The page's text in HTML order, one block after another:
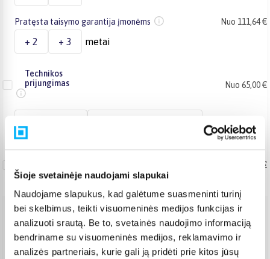
Šioje svetainėje naudojami slapukai
Naudojame slapukus, kad galėtume suasmeninti turinį
bei skelbimus, teikti visuomeninės medijos funkcijas ir
analizuoti srautą. Be to, svetainės naudojimo informaciją
bendriname su visuomeninės medijos, reklamavimo ir
analizės partneriais, kurie gali ją pridėti prie kitos jūsų
Pratęsta taisymo garantija įmonėms Nuo 111,64 €
+ 2 + 3 metai
Technikos
prijungimas
Nuo 65,00 €
5,00 €
Venipak kurjeris (5,99 €)
Rugpjūtis 11d. - Rugpjūtis 12d.
DPD kurjeris (6,99 €)